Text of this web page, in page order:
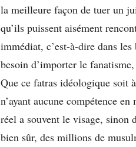
la meilleure façon de tuer un
qu’ils puissent aisément
immédiat, c’est-à-dire dans les
besoin d’importer le
Que ce fatras idéologique soit
n’ayant aucune compétence
réel a souvent le visage, sinon
bien sûr, des millions de